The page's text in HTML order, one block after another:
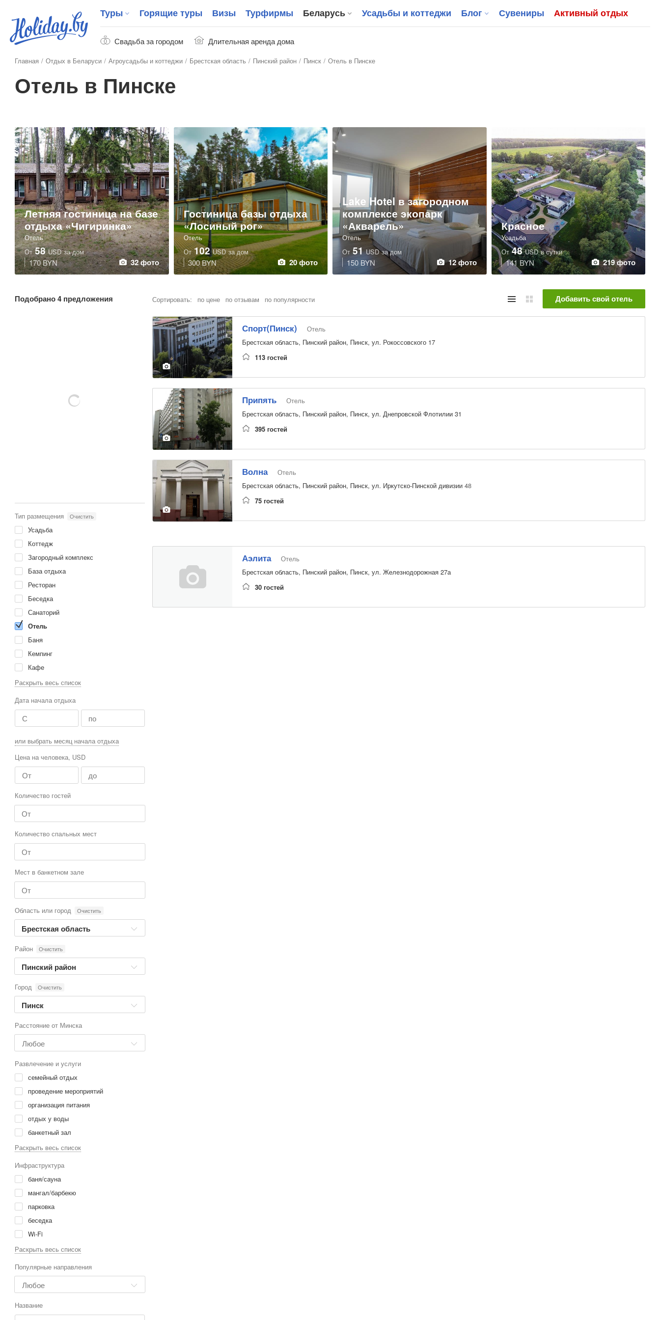
Свадьба за городом Длительная аренда дома
Туры Горящие туры Визы Турфирмы Беларусь Усадьбы и коттеджи Блог Сувениры Активный отдых
Главная Отдых в Беларуси Агроусадьбы и коттеджи Брестская область Пинский район Пинск Отель в Пинске
Отель в Пинске
Летняя гостиница на базе
отдыха «Чигиринка»
Отель
От 58USD за дом
170 BYN 32 фото
Гостиница базы отдыха
«Лосиный рог»
Отель
От 102USD за дом
300 BYN 20 фото
Lake Hotel в загородном
комплексе экопарк
«Акварель»
Отель
От 51USD за дом
150 BYN 12 фото
Красное
Усадьба
От 48USD в сутки
141 BYN 219 фото
Подобрано4 предложения Сортировать: по цене по отзывам по популярности Добавить свой отель
Тип размещения Очистить
Усадьба
Коттедж
Загородный комплекс
База отдыха
Ресторан
Беседка
Санаторий
Отель
Баня
Кемпинг
Кафе
Летний лагерь
Апартаменты
Раскрыть весь список
Дата начала отдыха
или выбрать месяц начала отдыха
Цена на человека, USD
Количество гостей
Количество спальных мест
Мест в банкетном зале
Область или город Очистить
Брестская область
Район Очистить
Пинский район
Город Очистить
Пинск
Расстояние от Минска
Развлечение и услуги
семейный отдых
проведение мероприятий
организация питания
отдых у воды
банкетный зал
рыбалка
охота
волейбольная площадка
лечение и оздоровление
футбольное поле
Раскрыть весь список
Инфраструктура
баня/сауна
мангал/барбекю
парковка
беседка
Wi-Fi
TV
баня
озеро
детская площадка
русская баня
Раскрыть весь список
Популярные направления
Название
Спорт(Пинск)
Отель
Брестская область, Пинский район, Пинск, ул. Рокоссовского 17
113 гостей
Припять
Отель
Брестская область, Пинский район, Пинск, ул. Днепровской Флотилии 31
395 гостей
Волна
Отель
Брестская область, Пинский район, Пинск, ул. Иркутско-Пинской дивизии 48
75 гостей
Аэлита
Отель
Брестская область, Пинский район, Пинск, ул. Железнодорожная 27а
30 гостей